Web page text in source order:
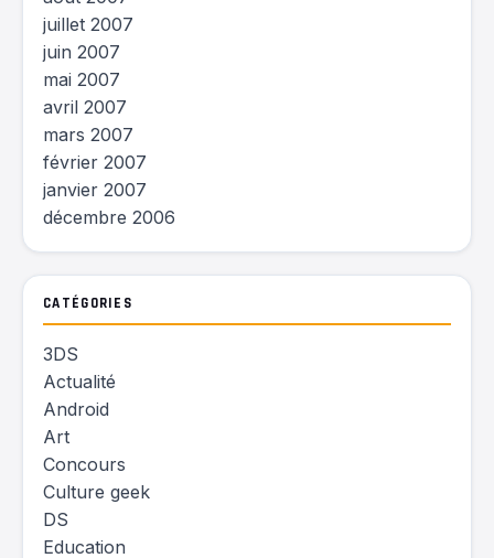
juillet 2007
juin 2007
mai 2007
avril 2007
mars 2007
février 2007
janvier 2007
décembre 2006
CATÉGORIES
3DS
Actualité
Android
Art
Concours
Culture geek
DS
Education